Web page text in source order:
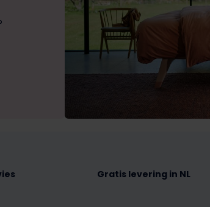
Gratis levering in NL